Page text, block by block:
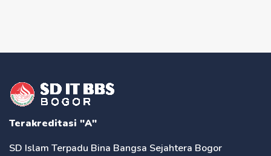
Terakreditasi "A"
SD Islam Terpadu Bina Bangsa Sejahtera Bogor